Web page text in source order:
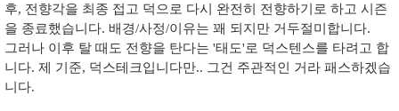
후, 전향각을 최종 접고 덕으로 다시 완전히 전향하기로 하고 시즌
을 종료했습니다. 배경/사정/이유는 꽤 되지만 거두절미합니다.
그러나 이후 탈 때도 전향을 탄다는 '태도'로 덕스텐스를 타려고 합
니다. 제 기준, 덕스테크입니다만.. 그건 주관적인 거라 패스하겠습
니다.